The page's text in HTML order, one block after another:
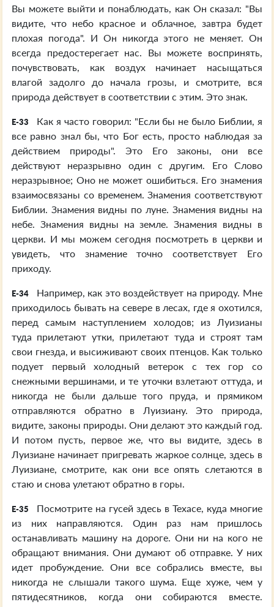
Вы можете выйти и понаблюдать, как Он сказал: "Вы
видите, что небо красное и облачное, завтра будет
плохая погода". И Он никогда этого не меняет. Он
всегда предостерегает нас. Вы можете воспринять,
почувствовать, как воздух начинает насыщаться
влагой задолго до начала грозы, и смотрите, вся
природа действует в соответствии с этим. Это знак.
E-33
Как я часто говорил: "Если бы не было Библии, я
все равно знал бы, что Бог есть, просто наблюдая за
действием природы". Это Его законы, они все
действуют неразрывно один с другим. Его Слово
неразрывное; Оно не может ошибиться. Его знамения
взаимосвязаны со временем. Знамения соответствуют
Библии. Знамения видны по луне. Знамения видны на
небе. Знамения видны на земле. Знамения видны в
церкви. И мы можем сегодня посмотреть в церкви и
увидеть, что знамение точно соответствует Его
приходу.
E-34
Например, как это воздействует на природу. Мне
приходилось бывать на севере в лесах, где я охотился,
перед самым наступлением холодов; из Луизианы
туда прилетают утки, прилетают туда и строят там
свои гнезда, и высиживают своих птенцов. Как только
подует первый холодный ветерок с тех гор со
снежными вершинами, и те уточки взлетают оттуда, и
никогда не были дальше того пруда, и прямиком
отправляются обратно в Луизиану. Это природа,
видите, законы природы. Они делают это каждый год.
И потом пусть, первое же, что вы видите, здесь в
Луизиане начинает пригревать жаркое солнце, здесь в
Луизиане, смотрите, как они все опять слетаются в
стаю и снова улетают обратно в горы.
E-35
Посмотрите на гусей здесь в Техасе, куда многие
из них направляются. Один раз нам пришлось
останавливать машину на дороге. Они ни на кого не
обращают внимания. Они думают об отправке. У них
идет пробуждение. Они все собрались вместе, вы
никогда не слышали такого шума. Еще хуже, чем у
пятидесятников, когда они собираются вместе.